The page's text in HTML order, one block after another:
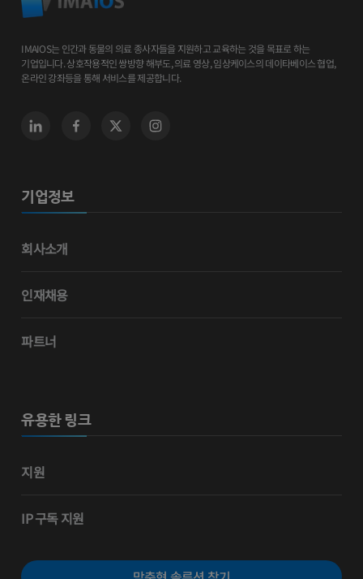
IMAIOS는 인간과 동물의 의료 종사자들을 지원하고 교육하는 것을 목표로 하는
기업입니다. 상호작용적인 쌍방향 해부도, 의료 영상, 임상케이스의 데이타베이스 협업,
온라인 강좌등을 통해 서비스를 제공합니다.
기업정보
회사소개
인재채용
파트너
유용한 링크
지원
IP 구독 지원